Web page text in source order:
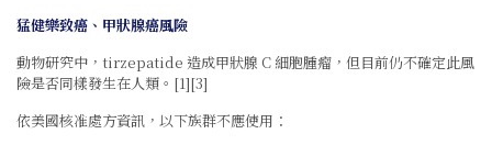
猛健樂致癌、甲狀腺癌風險
動物研究中，tirzepatide 造成甲狀腺 C 細胞腫瘤，但目前仍不確定此風
險是否同樣發生在人類。[1][3]
依美國核准處方資訊，以下族群不應使用：